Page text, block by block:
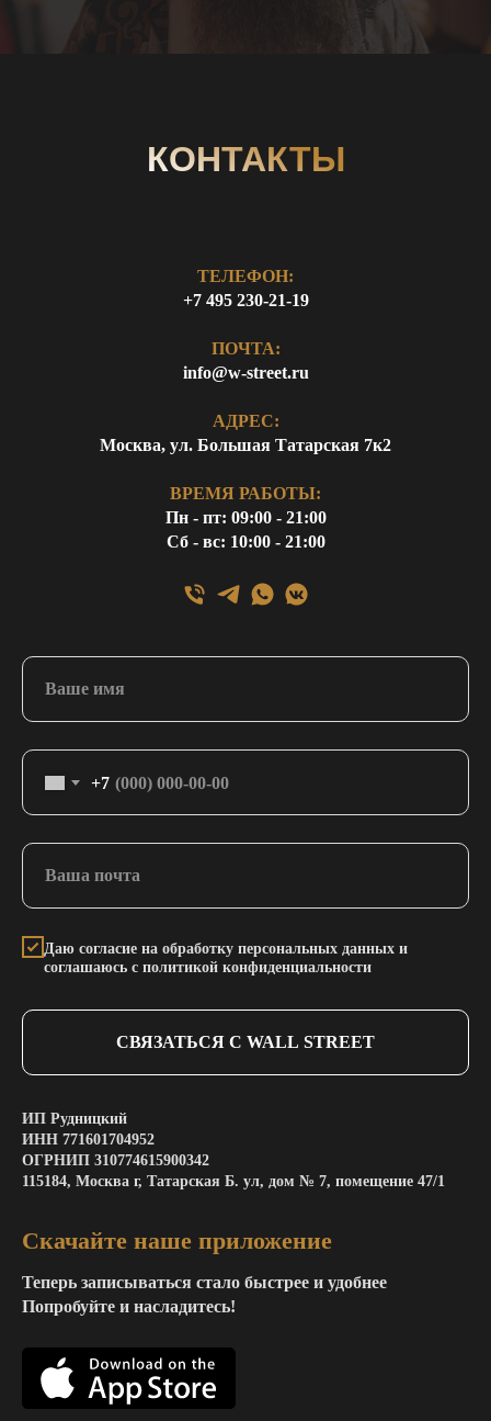
КОНТАКТЫ
ТЕЛЕФОН:
+7 495 230-21-19
ПОЧТА:
info@w-street.ru
АДРЕС:
Москва, ул. Большая Татарская 7к2
ВРЕМЯ РАБОТЫ:
Пн - пт: 09:00 - 21:00
Сб - вс: 10:00 - 21:00
+7
Даю согласие на обработку персональных данных и
соглашаюсь с политикой конфиденциальности
СВЯЗАТЬСЯ С WALL STREET
ИП Рудницкий
ИНН 771601704952
ОГРНИП 310774615900342
115184, Москва г, Татарская Б. ул, дом № 7, помещение 47/1
Скачайте наше приложение
Теперь записываться стало быстрее и удобнее
Попробуйте и насладитесь!